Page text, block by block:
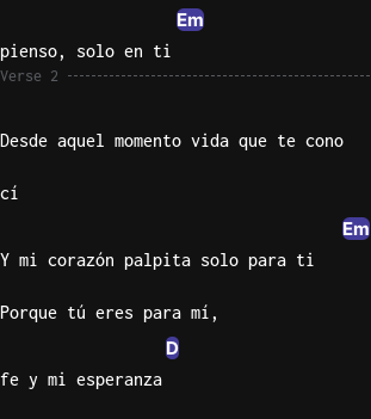
Em
pienso, solo en ti
Verse 2
Desde aquel momento vida que te cono
cí
Em
Y mi corazón palpita solo para ti
Porque tú eres para mí,
D
fe y mi esperanza